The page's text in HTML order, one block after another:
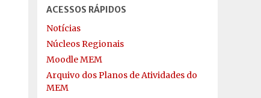
ACESSOS RÁPIDOS
Notícias
Núcleos Regionais
Moodle MEM
Arquivo dos Planos de Atividades do
MEM